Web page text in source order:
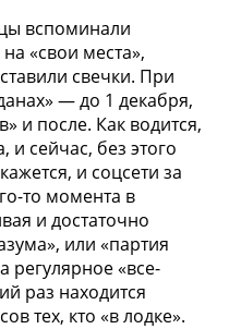
вспоминали
«свои места»,
свечки. При
— до 1 декабря,
и после. Как водится,
и сейчас, без этого
и соцсети за
то момента в
и достаточно
или «партия
регулярное «все-
раз находится
тех, кто «в лодке».